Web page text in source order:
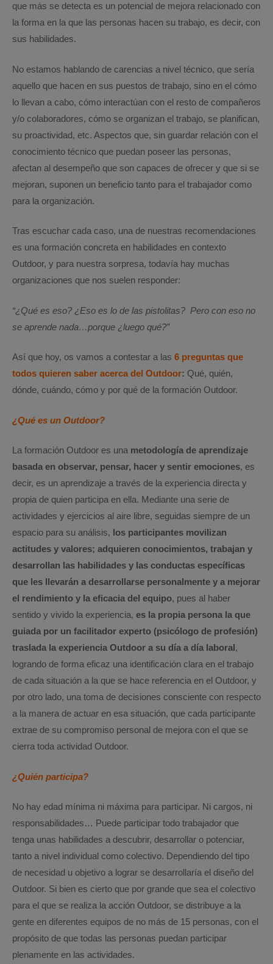
que más se detecta es un potencial de mejora relacionado con
la forma en la que las personas hacen su trabajo, es decir, con
sus habilidades.
No estamos hablando de carencias a nivel técnico, que sería
aquello que hacen en sus puestos de trabajo, sino en el cómo
lo llevan a cabo, cómo interactúan con el resto de compañeros
y/o colaboradores, cómo se organizan el trabajo, se planifican,
su proactividad, etc. Aspectos que, sin guardar relación con el
conocimiento técnico que puedan poseer las personas,
afectan al desempeño que son capaces de ofrecer y que si se
mejoran, suponen un beneficio tanto para el trabajador como
para la organización.
Tras escuchar cada caso, una de nuestras recomendaciones
es una formación concreta en habilidades en contexto
Outdoor, y para nuestra sorpresa, todavía hay muchas
organizaciones que nos suelen responder:
“¿Qué es eso? ¿Eso es lo de las pistolitas? Pero con eso no
se aprende nada…porque ¿luego qué?”
Así que hoy, os vamos a contestar a las 6 preguntas que
todos quieren saber acerca del Outdoor: Qué, quién,
dónde, cuándo, cómo y por qué de la formación Outdoor.
¿Qué es un Outdoor?
La formación Outdoor es una metodología de aprendizaje
basada en observar, pensar, hacer y sentir emociones, es
decir, es un aprendizaje a través de la experiencia directa y
propia de quien participa en ella. Mediante una serie de
actividades y ejercicios al aire libre, seguidas siempre de un
espacio para su análisis, los participantes movilizan
actitudes y valores; adquieren conocimientos, trabajan y
desarrollan las habilidades y las conductas específicas
que les llevarán a desarrollarse personalmente y a mejorar
el rendimiento y la eficacia del equipo, pues al haber
sentido y vivido la experiencia, es la propia persona la que
guiada por un facilitador experto (psicólogo de profesión)
traslada la experiencia Outdoor a su día a día laboral ,
logrando de forma eficaz una identificación clara en el trabajo
de cada situación a la que se hace referencia en el Outdoor, y
por otro lado, una toma de decisiones consciente con respecto
a la manera de actuar en esa situación, que cada participante
extrae de su compromiso personal de mejora con el que se
cierra toda actividad Outdoor.
¿Quién participa?
No hay edad mínima ni máxima para participar. Ni cargos, ni
responsabilidades… Puede participar todo trabajador que
tenga unas habilidades a descubrir, desarrollar o potenciar,
tanto a nivel individual como colectivo. Dependiendo del tipo
de necesidad u objetivo a lograr se desarrollaría el diseño del
Outdoor. Si bien es cierto que por grande que sea el colectivo
para el que se realiza la acción Outdoor, se distribuye a la
gente en diferentes equipos de no más de 15 personas, con el
propósito de que todas las personas puedan participar
plenamente en las actividades.